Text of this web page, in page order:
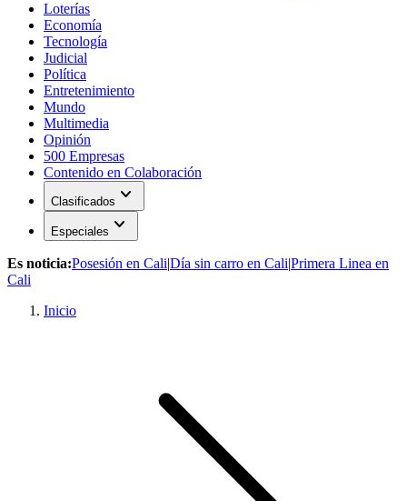
Loterías
Economía
Tecnología
Judicial
Política
Entretenimiento
Mundo
Multimedia
Opinión
500 Empresas
Contenido en Colaboración
Clasificados expand_more
Especiales expand_more
Es noticia:Posesión en Cali|Día sin carro en Cali|Primera Linea en
Cali
Inicio